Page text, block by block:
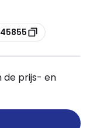
de prijs- en